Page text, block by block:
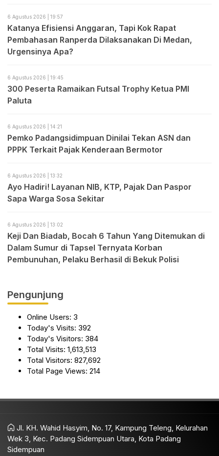
6 Agustus 2026 | 19:57
Katanya Efisiensi Anggaran, Tapi Kok Rapat
Pembahasan Ranperda Dilaksanakan Di Medan,
Urgensinya Apa?
6 Agustus 2026 | 19:45
300 Peserta Ramaikan Futsal Trophy Ketua PMI
Paluta
6 Agustus 2026 | 14:21
Pemko Padangsidimpuan Dinilai Tekan ASN dan
PPPK Terkait Pajak Kenderaan Bermotor
6 Agustus 2026 | 13:32
Ayo Hadiri! Layanan NIB, KTP, Pajak Dan Paspor
Sapa Warga Sosa Sekitar
6 Agustus 2026 | 13:02
Keji Dan Biadab, Bocah 6 Tahun Yang Ditemukan di
Dalam Sumur di Tapsel Ternyata Korban
Pembunuhan, Pelaku Berhasil di Bekuk Polisi
Pengunjung
Online Users: 3
Today's Visits: 392
Today's Visitors: 384
Total Visits: 1,613,513
Total Visitors: 827,692
Total Page Views: 214
Jl. KH. Wahid Hasyim, No. 17, Kampung Teleng, Kelurahan
Wek 3, Kec. Padang Sidempuan Utara, Kota Padang
Sidempuan